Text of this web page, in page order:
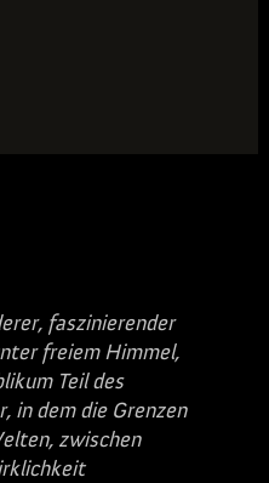
faszinierender
freiem Himmel,
Teil des
in dem die Grenzen
zwischen